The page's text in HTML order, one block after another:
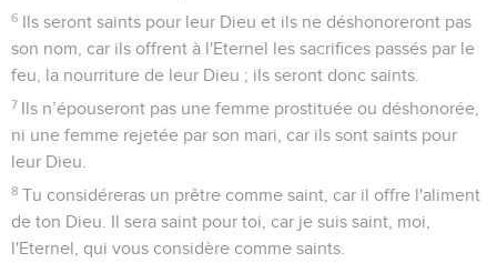
6
Ils seront saints pour leur Dieu et ils ne déshonoreront pas
son nom, car ils offrent à l'Eternel les sacrifices passés par le
feu, la nourriture de leur Dieu ; ils seront donc saints.
7
Ils n’épouseront pas une femme prostituée ou déshonorée,
ni une femme rejetée par son mari, car ils sont saints pour
leur Dieu.
8 Tu considéreras un prêtre comme saint, car il offre l'aliment
de ton Dieu. Il sera saint pour toi, car je suis saint, moi,
l'Eternel, qui vous considère comme saints.